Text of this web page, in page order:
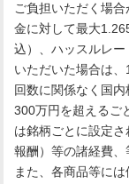
ご負担いただく場
金に対して最大
込）、ハッスルレー
いただいた場合は
回数に関係なく国内
300万円を超えるご
は銘柄ごとに設定
報酬）等の諸経費、
また、各商品等に